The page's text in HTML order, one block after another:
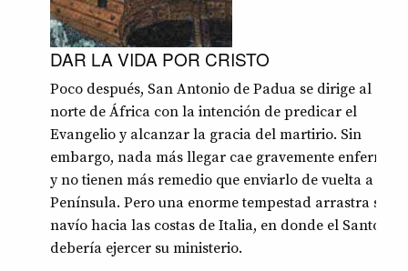
DAR LA VIDA POR CRISTO
Poco después, San Antonio de Padua se dirige al
norte de África con la intención de predicar el
Evangelio y alcanzar la gracia del martirio. Sin
embargo, nada más llegar cae gravemente enfermo
y no tienen más remedio que enviarlo de vuelta a la
Península. Pero una enorme tempestad arrastra su
navío hacia las costas de Italia, en donde el Santo
debería ejercer su ministerio.